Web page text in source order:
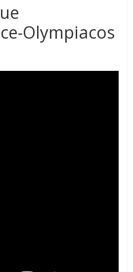
Olympiacos